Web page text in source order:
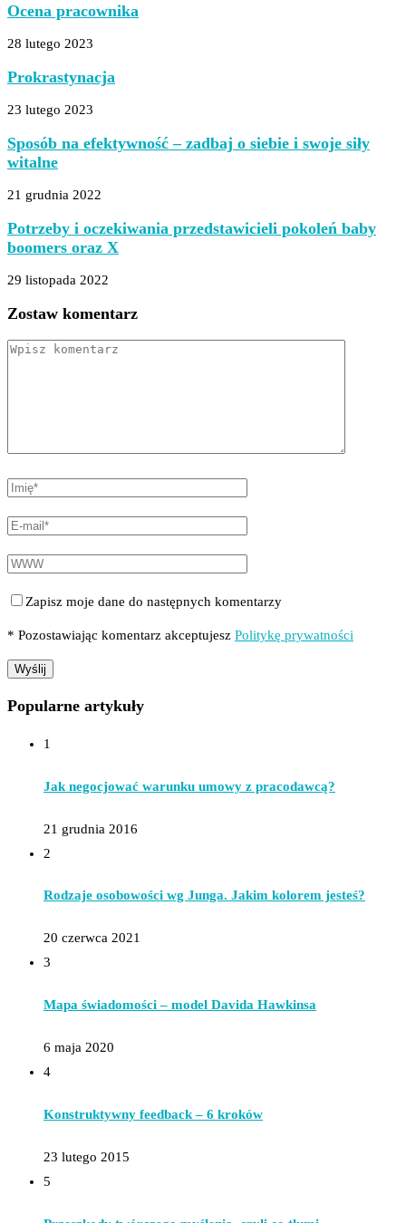
Ocena pracownika
28 lutego 2023
Prokrastynacja
23 lutego 2023
Sposób na efektywność – zadbaj o siebie i swoje siły
witalne
21 grudnia 2022
Potrzeby i oczekiwania przedstawicieli pokoleń baby
boomers oraz X
29 listopada 2022
Zostaw komentarz
Zapisz moje dane do następnych komentarzy
* Pozostawiając komentarz akceptujesz Politykę prywatności
Popularne artykuły
1
Jak negocjować warunku umowy z pracodawcą?
21 grudnia 2016
2
Rodzaje osobowości wg Junga. Jakim kolorem jesteś?
20 czerwca 2021
3
Mapa świadomości – model Davida Hawkinsa
6 maja 2020
4
Konstruktywny feedback – 6 kroków
23 lutego 2015
5